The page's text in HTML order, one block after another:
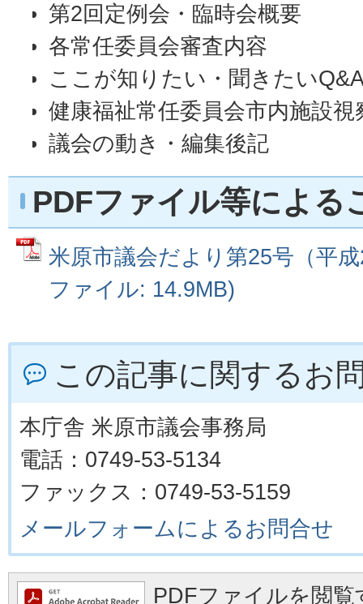
第2回定例会・臨時会概要
各常任委員会審査内容
ここが知りたい・聞きたい
健康福祉常任委員会市内施設
議会の動き・編集後記
PDFファイル等による
米原市議会だより第25号（平
ファイル: 14.9MB)
この記事に関するお
本庁舎 米原市議会事務局
電話：0749-53-5134
ファックス：0749-53-5159
メールフォームによるお問合せ
PDFファイルを閲